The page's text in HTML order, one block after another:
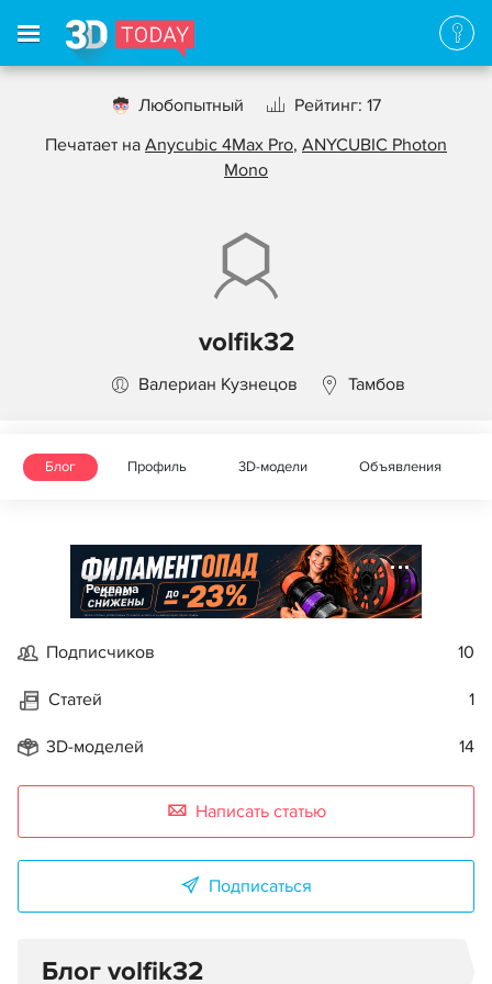
Любопытный
Рейтинг: 17
Печатает на Anycubic 4Max Pro, ANYCUBIC Photon
Mono
volfik32
Валериан Кузнецов Тамбов
Блог Профиль 3D-модели Объявления
Реклама
Подписчиков 10
Статей 1
3D-моделей 14
Написать статью
Подписаться
Блог volfik32